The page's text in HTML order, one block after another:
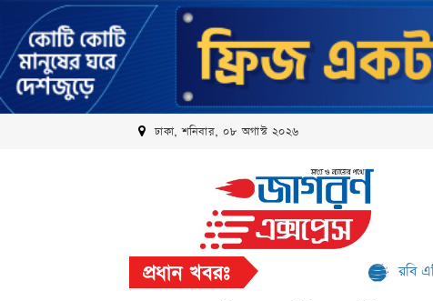
ঢাকা, শনিবার, ০৮ অগাস্ট ২০২৬
প্রধান খবরঃ রবি এলিট